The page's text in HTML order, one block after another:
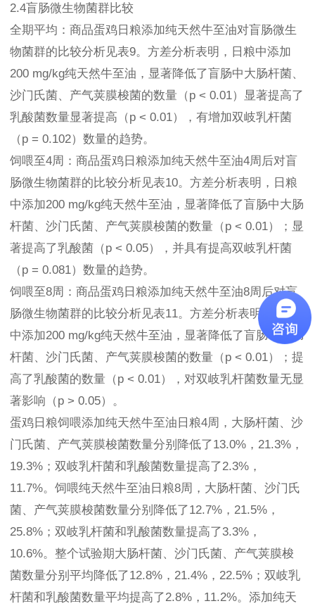
2.4盲肠微生物菌群比较
全期平均：商品蛋鸡日粮添加纯天然牛至油对盲肠微生
物菌群的比较分析见表9。方差分析表明，日粮中添加
200 mg/kg纯天然牛至油，显著降低了盲肠中大肠杆菌、
沙门氏菌、产气荚膜梭菌的数量（p < 0.01）显著提高了
乳酸菌数量显著提高（p < 0.01），有增加双岐乳杆菌
（p = 0.102）数量的趋势。
饲喂至4周：商品蛋鸡日粮添加纯天然牛至油4周后对盲
肠微生物菌群的比较分析见表10。方差分析表明，日粮
中添加200 mg/kg纯天然牛至油，显著降低了盲肠中大肠
杆菌、沙门氏菌、产气荚膜梭菌的数量（p < 0.01）；显
著提高了乳酸菌（p < 0.05），并具有提高双岐乳杆菌
（p = 0.081）数量的趋势。
饲喂至8周：商品蛋鸡日粮添加纯天然牛至油8周后对盲
肠微生物菌群的比较分析见表11。方差分析表明，日粮
中添加200 mg/kg纯天然牛至油，显著降低了盲肠中大肠
杆菌、沙门氏菌、产气荚膜梭菌的数量（p < 0.01）；提
高了乳酸菌的数量（p < 0.01），对双岐乳杆菌数量无显
著影响（p > 0.05）。
蛋鸡日粮饲喂添加纯天然牛至油日粮4周，大肠杆菌、沙
门氏菌、产气荚膜梭菌数量分别降低了13.0%，21.3%，
19.3%；双岐乳杆菌和乳酸菌数量提高了2.3%，
11.7%。饲喂纯天然牛至油日粮8周，大肠杆菌、沙门氏
菌、产气荚膜梭菌数量分别降低了12.7%，21.5%，
25.8%；双岐乳杆菌和乳酸菌数量提高了3.3%，
10.6%。整个试验期大肠杆菌、沙门氏菌、产气荚膜梭
菌数量分别平均降低了12.8%，21.4%，22.5%；双岐乳
杆菌和乳酸菌数量平均提高了2.8%，11.2%。添加纯天